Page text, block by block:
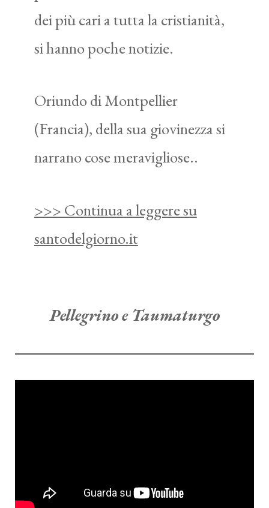
dei più cari a tutta la cristianità,
si hanno poche notizie.
Oriundo di Montpellier
(Francia), della sua giovinezza si
narrano cose meravigliose..
>>> Continua a leggere su
santodelgiorno.it
Pellegrino e Taumaturgo